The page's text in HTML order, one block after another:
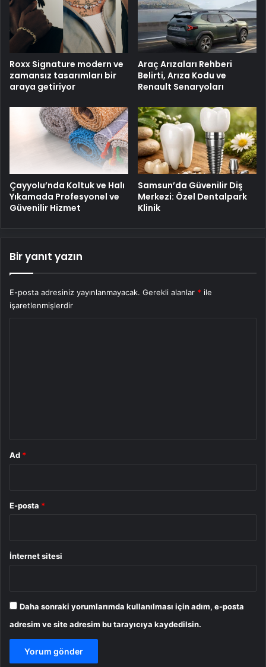
Roxx Signature modern ve
zamansız tasarımları bir
araya getiriyor
Araç Arızaları Rehberi
Belirti, Arıza Kodu ve
Renault Senaryoları
Çayyolu’nda Koltuk ve Halı
Yıkamada Profesyonel ve
Güvenilir Hizmet
Samsun’da Güvenilir Diş
Merkezi: Özel Dentalpark
Klinik
Bir yanıt yazın
E-posta adresiniz yayınlanmayacak. Gerekli alanlar * ile
işaretlenmişlerdir
Ad *
E-posta *
İnternet sitesi
Daha sonraki yorumlarımda kullanılması için adım, e-posta
adresim ve site adresim bu tarayıcıya kaydedilsin.